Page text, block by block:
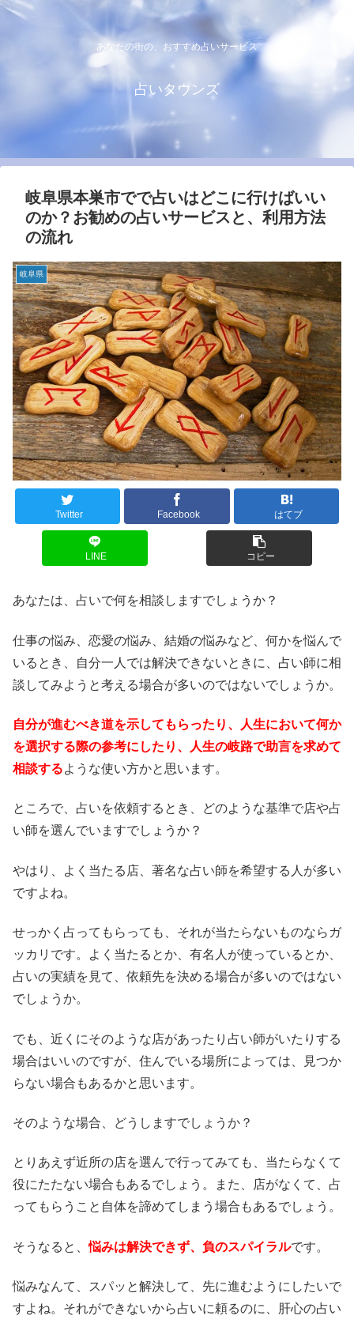
あなたの街の、おすすめ占いサービス
占いタウンズ
岐阜県本巣市でで占いはどこに行けばいい
のか？お勧めの占いサービスと、利用方法
の流れ
岐阜県
Twitter Facebook はてブ
LINE コピー
あなたは、占いで何を相談しますでしょうか？
仕事の悩み、恋愛の悩み、結婚の悩みなど、何かを悩んで
いるとき、自分一人では解決できないときに、占い師に相
談してみようと考える場合が多いのではないでしょうか。
自分が進むべき道を示してもらったり、人生において何か
を選択する際の参考にしたり、人生の岐路で助言を求めて
相談するような使い方かと思います。
ところで、占いを依頼するとき、どのような基準で店や占
い師を選んでいますでしょうか？
やはり、よく当たる店、著名な占い師を希望する人が多い
ですよね。
せっかく占ってもらっても、それが当たらないものならガ
ッカリです。よく当たるとか、有名人が使っているとか、
占いの実績を見て、依頼先を決める場合が多いのではない
でしょうか。
でも、近くにそのような店があったり占い師がいたりする
場合はいいのですが、住んでいる場所によっては、見つか
らない場合もあるかと思います。
そのような場合、どうしますでしょうか？
とりあえず近所の店を選んで行ってみても、当たらなくて
役にたたない場合もあるでしょう。また、店がなくて、占
ってもらうこと自体を諦めてしまう場合もあるでしょう。
そうなると、悩みは解決できず、負のスパイラルです。
悩みなんて、スパッと解決して、先に進むようにしたいで
すよね。それができないから占いに頼るのに、肝心の占い